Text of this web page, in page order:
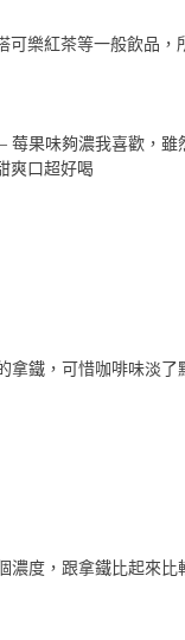
可樂紅茶等一般飲品，
莓果味夠濃我喜歡，雖
爽口超好喝
拿鐵，可惜咖啡味淡了
濃度，跟拿鐵比起來比